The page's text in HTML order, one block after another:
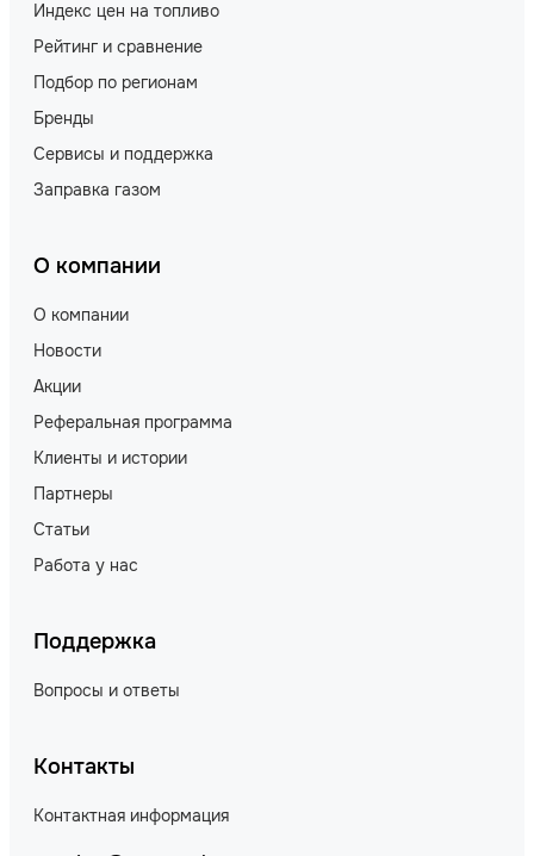
Индекс цен на топливо
Рейтинг и сравнение
Подбор по регионам
Бренды
Сервисы и поддержка
Заправка газом
О компании
О компании
Новости
Акции
Реферальная программа
Клиенты и истории
Партнеры
Статьи
Работа у нас
Поддержка
Вопросы и ответы
Контакты
Контактная информация